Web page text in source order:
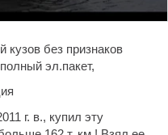
кузов без признаков
эл.пакет,
г. в., купил эту